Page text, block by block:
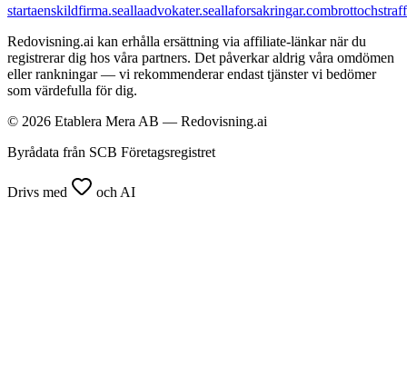
startaenskildfirma.seallaadvokater.seallaforsakringar.com
Redovisning.ai kan erhålla ersättning via affiliate-länkar när du
registrerar dig hos våra partners. Det påverkar aldrig våra omdömen
eller rankningar — vi rekommenderar endast tjänster vi bedömer
som värdefulla för dig.
© 2026 Etablera Mera AB — Redovisning.ai
Byrådata från SCB Företagsregistret
Drivs med och AI